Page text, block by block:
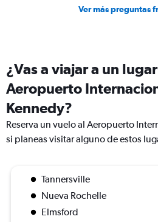
Ver más preguntas
¿Vas a viajar a un
Aeropuerto
Kennedy?
Reserva un vuelo al Aeropuerto
si planeas visitar alguno de estos
Tannersville
Nueva Rochelle
Elmsford